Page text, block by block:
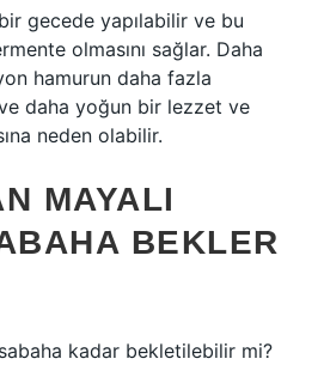
gecede yapılabilir ve bu
olmasını sağlar. Daha
hamurun daha fazla
daha yoğun bir lezzet ve
neden olabilir.
MAYALI
BEKLER
kadar bekletilebilir mi?